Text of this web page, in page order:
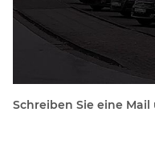
Schreiben Sie eine